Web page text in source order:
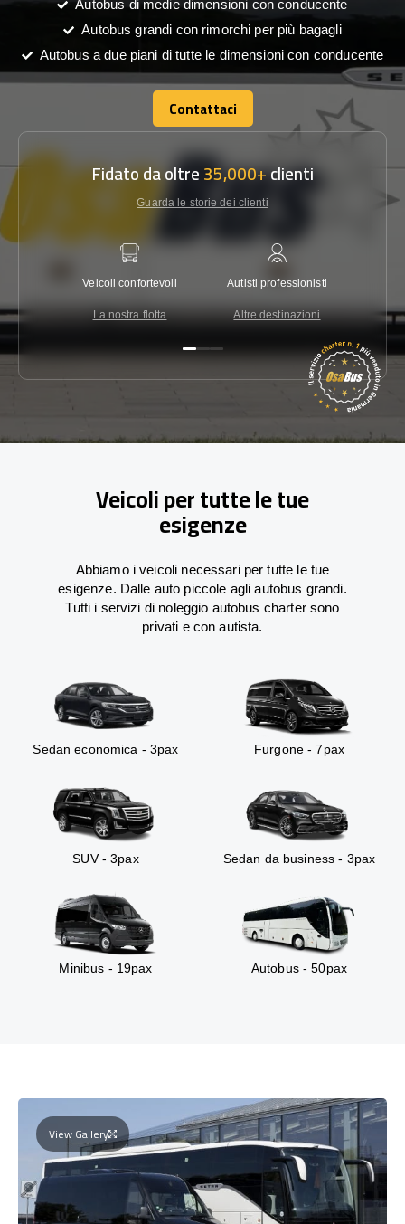
Autobus di medie dimensioni con conducente
Autobus grandi con rimorchi per più bagagli
Autobus a due piani di tutte le dimensioni con conducente
Contattaci
Contattaci
Fidato da oltre35,000+clienti
Guarda le storie dei clienti
Veicoli confortevoli
La nostra flotta
Autisti professionisti
Altre destinazioni
Veicoli per tutte le tue
esigenze
Abbiamo i veicoli necessari per tutte le tue
esigenze. Dalle auto piccole agli autobus grandi.
Tutti i servizi di noleggio autobus charter sono
privati e con autista.
Sedan economica - 3pax Furgone - 7pax
SUV - 3pax Sedan da business - 3pax
Minibus - 19pax Autobus - 50pax
View Gallery